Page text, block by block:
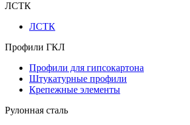
ЛСТК
ЛСТК
Профили ГКЛ
Профили для гипсокартона
Штукатурные профили
Крепежные элементы
Рулонная сталь